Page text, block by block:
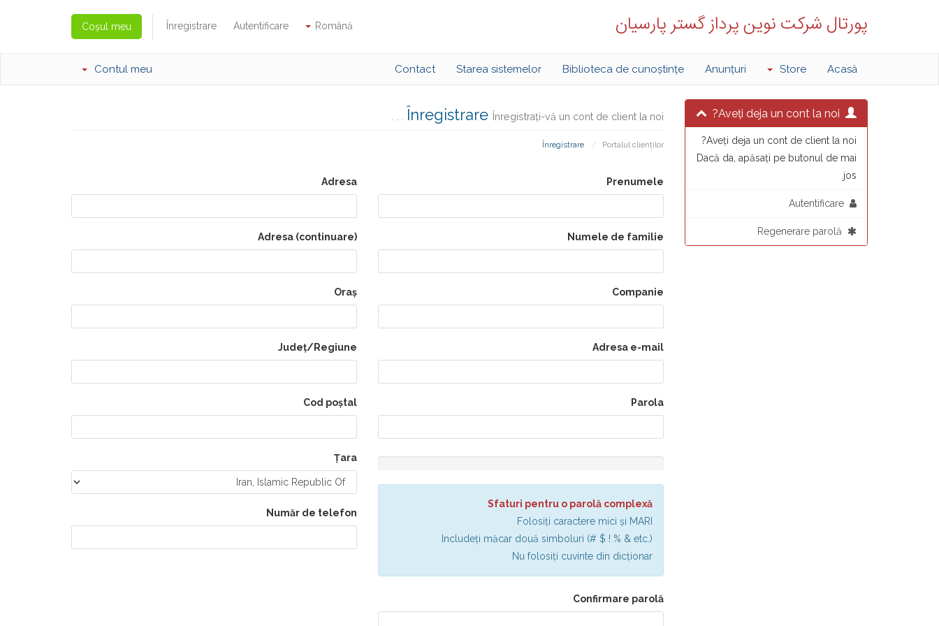
Română
Autentificare
Înregistrare
Coșul meu پورتال شرکت نوین پرداز گستر پارسیان
Acasă
Store
Anunțuri
Biblioteca de cunoștințe
Starea sistemelor
Contact
Contul meu
Înregistrare Înregistrați-vă un cont de client la noi . . .
Portalul clienților
Înregistrare
Aveți deja un cont de client la noi?
Dacă da, apăsați pe butonul de mai
jos.
Prenumele
Numele de familie
Companie
Adresa e-mail
Parola
����:
Sfaturi pentru o parolă complexă
Folosiți caractere mici și MARI
Includeți măcar două simboluri (# $ ! % & etc.)
Nu folosiți cuvinte din dicționar
Confirmare parolă
Adresa
Adresa (continuare)
Oraș
Județ/Regiune
Cod poștal
Țara
Număr de telefon